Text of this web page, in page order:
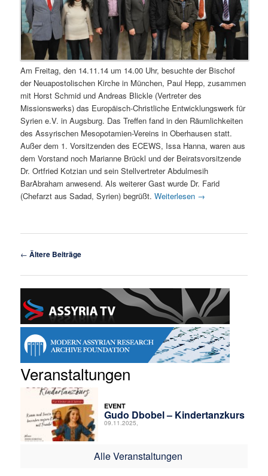
Am Freitag, den 14.11.14 um 14.00 Uhr, besuchte der Bischof
der Neuapostolischen Kirche in München, Paul Hepp, zusammen
mit Horst Schmid und Andreas Blickle (Vertreter des
Missionswerks) das Europäisch-Christliche Entwicklungswerk für
Syrien e.V. in Augsburg. Das Treffen fand in den Räumlichkeiten
des Assyrischen Mesopotamien-Vereins in Oberhausen statt.
Außer dem 1. Vorsitzenden des ECEWS, Issa Hanna, waren aus
dem Vorstand noch Marianne Brückl und der Beiratsvorsitzende
Dr. Ortfried Kotzian und sein Stellvertreter Abdulmesih
BarAbraham anwesend. Als weiterer Gast wurde Dr. Farid
(Chefarzt aus Sadad, Syrien) begrüßt.Weiterlesen →
Beitragsnavigation
← Ältere Beiträge
Veranstaltungen
EVENT
Gudo Dbobel – Kindertanzkurs
09.11.2025,
Alle Veranstaltungen